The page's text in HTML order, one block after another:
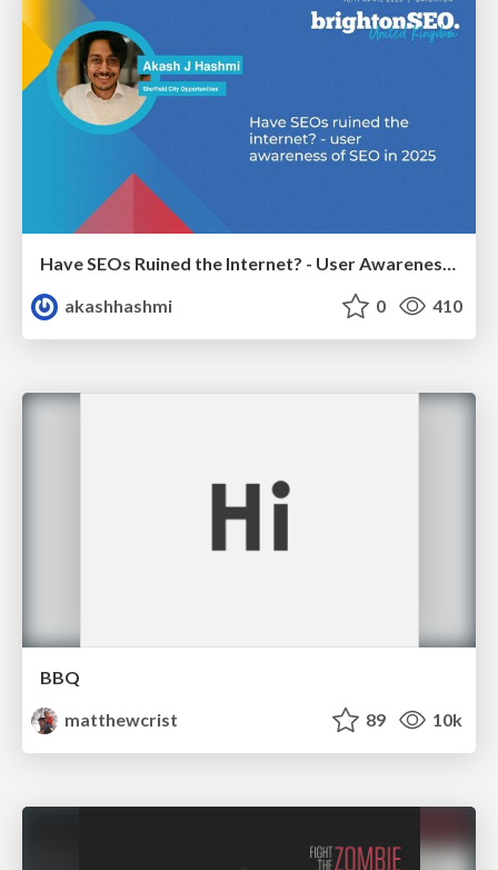
Have SEOs Ruined the Internet? - User Awareness of SEO in 2025
akashhashmi
0 410
BBQ
matthewcrist
89 10k